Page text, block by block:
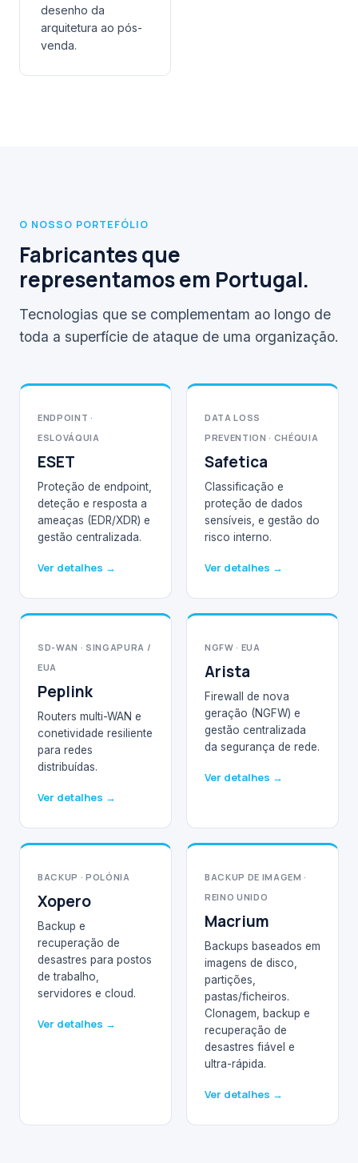
desenho da
arquitetura ao pós-
venda.
O NOSSO PORTEFÓLIO
Fabricantes que
representamos em Portugal.
Tecnologias que se complementam ao longo de
toda a superfície de ataque de uma organização.
ENDPOINT ·
ESLOVÁQUIA
ESET
Proteção de endpoint,
deteção e resposta a
ameaças (EDR/XDR) e
gestão centralizada.
Ver detalhes →
DATA LOSS
PREVENTION · CHÉQUIA
Safetica
Classificação e
proteção de dados
sensíveis, e gestão do
risco interno.
Ver detalhes →
SD-WAN · SINGAPURA /
EUA
Peplink
Routers multi-WAN e
conetividade resiliente
para redes
distribuídas.
Ver detalhes →
NGFW · EUA
Arista
Firewall de nova
geração (NGFW) e
gestão centralizada
da segurança de rede.
Ver detalhes →
BACKUP · POLÓNIA
Xopero
Backup e
recuperação de
desastres para postos
de trabalho,
servidores e cloud.
Ver detalhes →
BACKUP DE IMAGEM ·
REINO UNIDO
Macrium
Backups baseados em
imagens de disco,
partições,
pastas/ficheiros.
Clonagem, backup e
recuperação de
desastres fiável e
ultra-rápida.
Ver detalhes →